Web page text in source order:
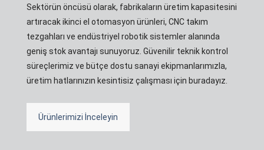
Sektörün öncüsü olarak, fabrikaların üretim kapasitesini
artıracak ikinci el otomasyon ürünleri, CNC takım
tezgahları ve endüstriyel robotik sistemler alanında
geniş stok avantajı sunuyoruz. Güvenilir teknik kontrol
süreçlerimiz ve bütçe dostu sanayi ekipmanlarımızla,
üretim hatlarınızın kesintisiz çalışması için buradayız.
Ürünlerimizi İnceleyin